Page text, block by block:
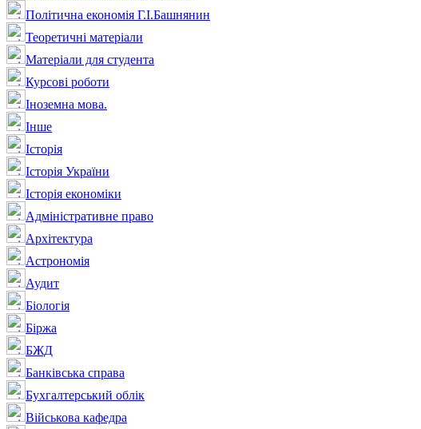
Політична економія Г.І.Башнянин
Теоретичні матеріали
Матеріали для студента
Курсові роботи
Іноземна мова.
Інше
Історія
Історія України
Історія економіки
Адміністративне право
Архітектура
Астрономія
Аудит
Біологія
Біржа
БЖД
Банківська справа
Бухгалтерський облік
Військова кафедра